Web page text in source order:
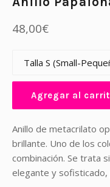
Precio
48,00€
Agregar al
Anillo de metacrilato
brillante. Uno de los
combinación. Se trata
elegante y sofisticado,